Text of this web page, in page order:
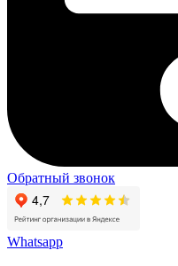
Обратный звонок
Whatsapp